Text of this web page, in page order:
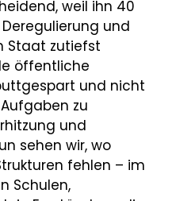
weil ihn 40
und
Staat zutiefst
öffentliche
und nicht
zu
und
sehen wir, wo
fehlen – im
Schulen,